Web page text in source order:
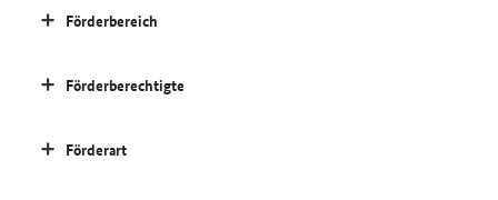
Förderbereich
Förderberechtigte
Förderart